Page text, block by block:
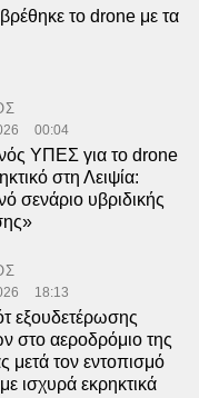
το drone με τα
00:04
ΥΠΕΣ για το drone
στη Λειψία:
σενάριο υβριδικής
18:13
εξουδετέρωσης
στο αεροδρόμιο της
μετά τον εντοπισμό
ισχυρά εκρηκτικά